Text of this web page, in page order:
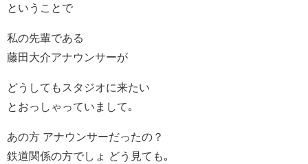
ということで
私の先輩である
藤田大介アナウンサーが
どうしてもスタジオに来たい
とおっしゃっていまして｡
あの方 アナウンサーだったの？
鉄道関係の方でしょ どう見ても｡